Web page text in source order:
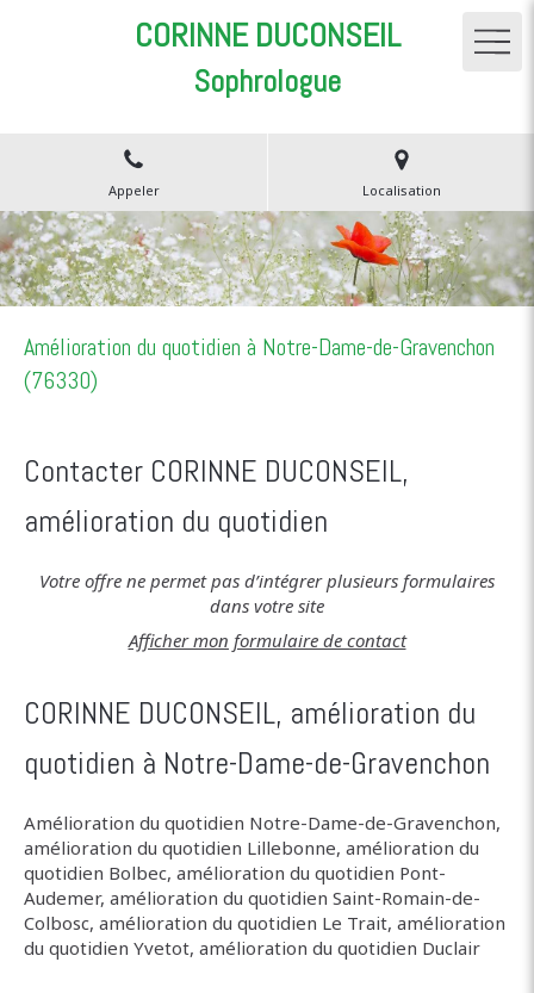
CORINNE DUCONSEIL
Sophrologue
Appeler Localisation
Amélioration du quotidien à Notre-Dame-de-Gravenchon
(76330)
Contacter CORINNE DUCONSEIL,
amélioration du quotidien
Votre offre ne permet pas d’intégrer plusieurs formulaires
dans votre site
Afficher mon formulaire de contact
CORINNE DUCONSEIL, amélioration du
quotidien à Notre-Dame-de-Gravenchon
Amélioration du quotidien Notre-Dame-de-Gravenchon,
amélioration du quotidien Lillebonne, amélioration du
quotidien Bolbec, amélioration du quotidien Pont-
Audemer, amélioration du quotidien Saint-Romain-de-
Colbosc, amélioration du quotidien Le Trait, amélioration
du quotidien Yvetot, amélioration du quotidien Duclair